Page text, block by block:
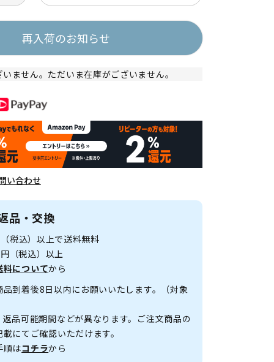
再入荷のお知らせ
ません。ただいま在庫がございません。
い合わせ
品・交換
税込）以上で送料無料
（税込）以上
料についてから
品到着後8日以内にお願いいたします。（対象
品可能期間などが異なります。ご注文商品の
にてご確認いただけます。
順はコチラから